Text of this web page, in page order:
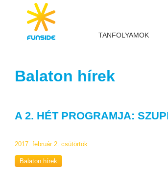
TANFOLYAMOK
Balaton hírek
A 2. HÉT PROGRAMJA:
2017. február 2. csütörtök
Balaton hírek